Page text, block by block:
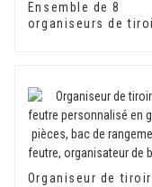
Ensemble de 8
organiseurs de
pour bureau en
Organiseur de tiroir